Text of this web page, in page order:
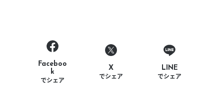
Faceboo
k
でシェア
X
でシェア
LINE
でシェア